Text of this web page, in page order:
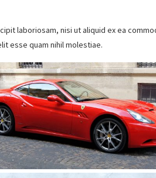
laboriosam, nisi ut aliquid ex ea commodi
esse quam nihil molestiae.